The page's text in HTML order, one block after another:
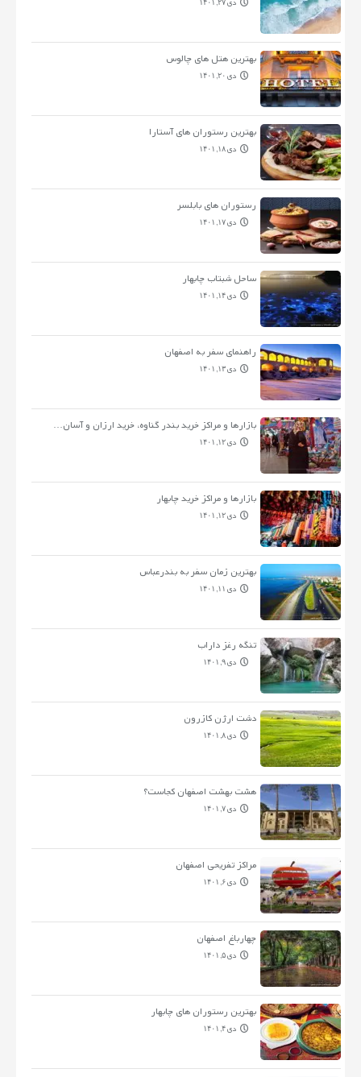
دی ۲۷, ۱۴۰۱
بهترین هتل های چالوس
دی ۲۰, ۱۴۰۱
بهترین رستوران های آستارا
دی ۱۸, ۱۴۰۱
رستوران های بابلسر
دی ۱۷, ۱۴۰۱
ساحل شبتاب چابهار
دی ۱۴, ۱۴۰۱
راهنمای سفر به اصفهان
دی ۱۳, ۱۴۰۱
بازارها و مراکز خرید بندر گناوه، خرید ارزان و آسان…
دی ۱۲, ۱۴۰۱
بازارها و مراکز خرید چابهار
دی ۱۲, ۱۴۰۱
بهترین زمان سفر به بندرعباس
دی ۱۱, ۱۴۰۱
تنگه رغز داراب
دی ۹, ۱۴۰۱
دشت ارژن کازرون
دی ۸, ۱۴۰۱
هشت بهشت اصفهان کجاست؟
دی ۷, ۱۴۰۱
مراکز تفریحی اصفهان
دی ۶, ۱۴۰۱
چهارباغ اصفهان
دی ۵, ۱۴۰۱
بهترین رستوران های چابهار
دی ۴, ۱۴۰۱